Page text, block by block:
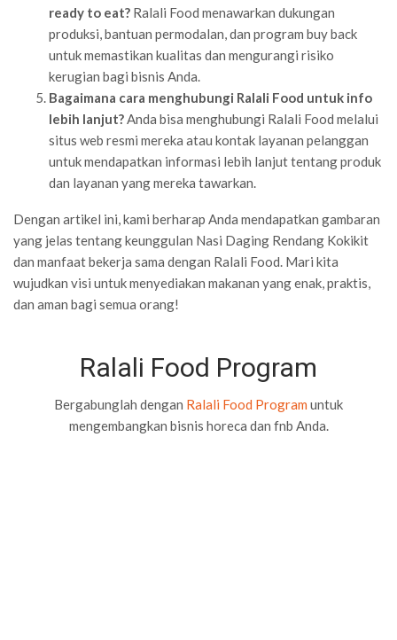
ready to eat? Ralali Food menawarkan dukungan
produksi, bantuan permodalan, dan program buy back
untuk memastikan kualitas dan mengurangi risiko
kerugian bagi bisnis Anda.
Bagaimana cara menghubungi Ralali Food untuk info
lebih lanjut?Anda bisa menghubungi Ralali Food melalui
situs web resmi mereka atau kontak layanan pelanggan
untuk mendapatkan informasi lebih lanjut tentang produk
dan layanan yang mereka tawarkan.
Dengan artikel ini, kami berharap Anda mendapatkan gambaran
yang jelas tentang keunggulan Nasi Daging Rendang Kokikit
dan manfaat bekerja sama dengan Ralali Food. Mari kita
wujudkan visi untuk menyediakan makanan yang enak, praktis,
dan aman bagi semua orang!
Ralali Food Program
Bergabunglah dengan Ralali Food Program untuk
mengembangkan bisnis horeca dan fnb Anda.